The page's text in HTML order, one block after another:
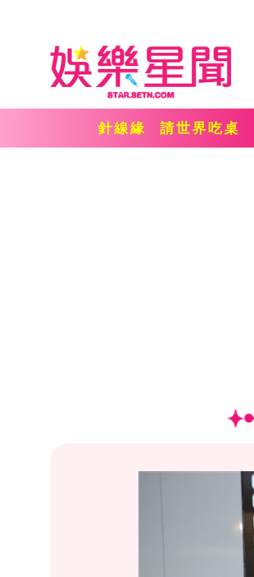
針線緣 請世界吃桌